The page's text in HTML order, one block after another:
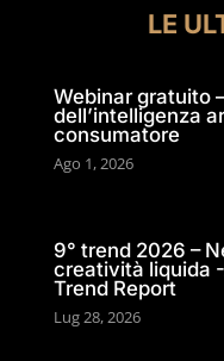
LE
Webinar gratuito
dell’intelligenza
consumatore
Ago 1, 2026
9° trend 2026 –
creatività liquida
Trend Report
Lug 28, 2026